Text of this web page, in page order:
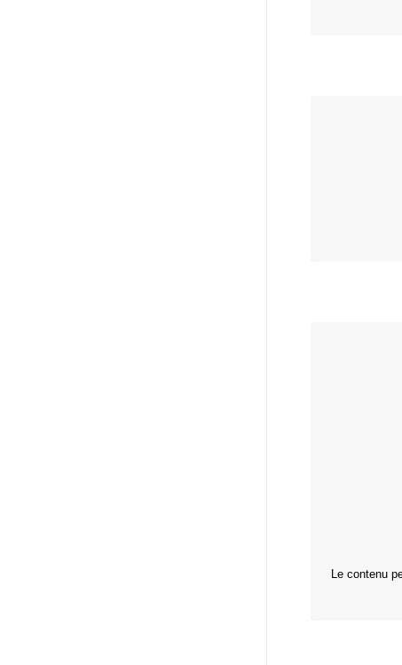
Le contenu